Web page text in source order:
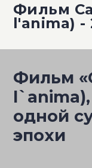
Фильм
l'anima) -
Фильм
одной
эпохи